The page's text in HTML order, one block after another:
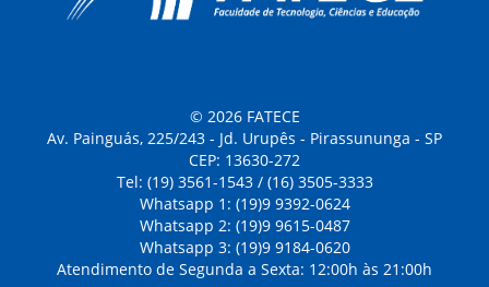
© 2026 FATECE
Av. Painguás, 225/243 - Jd. Urupês - Pirassununga - SP
CEP: 13630-272
Tel: (19) 3561-1543 / (16) 3505-3333
Whatsapp 1: (19)9 9392-0624
Whatsapp 2: (19)9 9615-0487
Whatsapp 3: (19)9 9184-0620
Atendimento de Segunda a Sexta: 12:00h às 21:00h